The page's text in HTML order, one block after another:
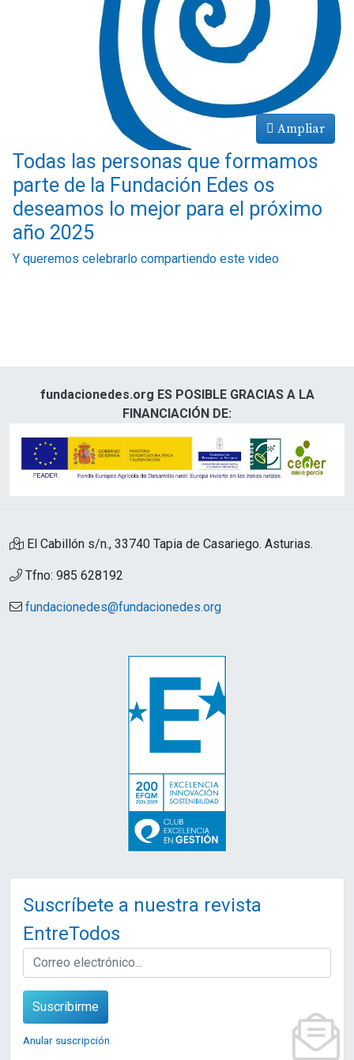
Ampliar
Todas las personas que formamos
parte de la Fundación Edes os
deseamos lo mejor para el próximo
año 2025
Y queremos celebrarlo compartiendo este video
fundacionedes.org ES POSIBLE GRACIAS A LA
FINANCIACIÓN DE:
El Cabillón s/n., 33740 Tapia de Casariego. Asturias.
Tfno: 985 628192
fundacionedes@fundacionedes.org
Suscríbete a nuestra revista
EntreTodos
EMAIL
Suscribirme
Anular suscripción